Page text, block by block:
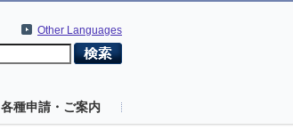
Other Languages
各種申請・ご案内